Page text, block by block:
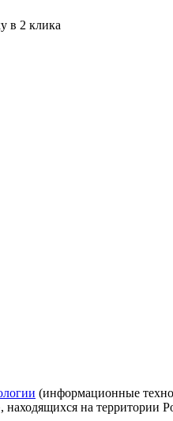
в 2 клика
(информационные
находящихся на территории